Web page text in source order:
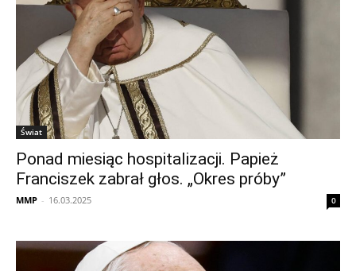
Świat
Ponad miesiąc hospitalizacji. Papież
Franciszek zabrał głos. „Okres próby”
MMP - 16.03.2025 0